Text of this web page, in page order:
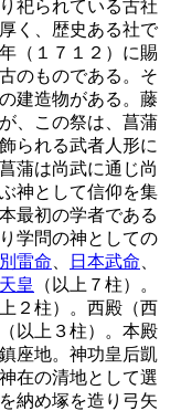
祀られている古社
く、歴史ある社で
（１７１２）に賜
のものである。そ
建造物がある。藤
、この祭は、菖蒲
られる武者人形に
蒲は尚武に通じ尚
神として信仰を集
最初の学者である
学問の神としての
別雷命 日本武命
皇
（以上７柱）。
２柱）。西殿（西
（以上３柱）。本殿
座地。神功皇后凱
在の清地として選
納め塚を造り弓矢